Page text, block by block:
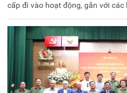
cấp đi vào hoạt động, gắn với
dân, việc vận hành chính quyền
với nhiệm vụ công tác Công an,
ANTT, "gần dân, sát dân, vì nhân